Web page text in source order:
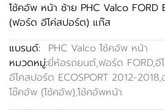
โช้คอัพ หน้า ซ้าย PHC Valco FORD
(ฟอร์ด อีโค่สปอร์ต) แก๊ส
แบรนด์:
PHC Valco โช้คอัพ หน้า
หมวดหมู่:ยี่ห้อรถยนต์,ฟอร์ด FORD,อี
อีโคสปอร์ต ECOSPORT 2012-2018,
โช๊คอัพ (โช้คอัพ),โช้คอัพหน้า